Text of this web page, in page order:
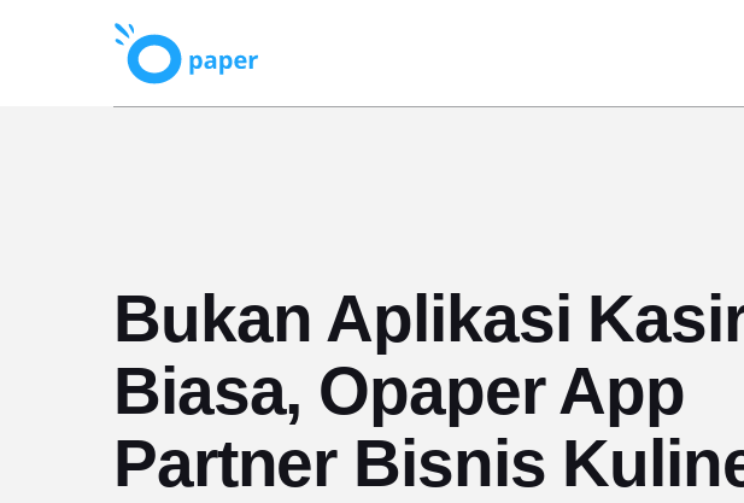
Bukan Aplikasi
Biasa, Opaper App
Partner Bisnis